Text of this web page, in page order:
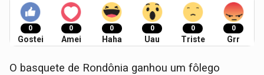
0
Gostei
0
Amei
0
Haha
0
Uau
0
Triste
0
Grr
O basquete de Rondônia ganhou um fôlego